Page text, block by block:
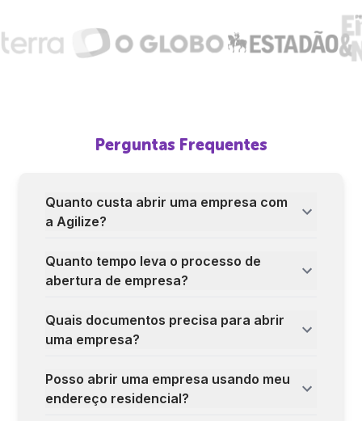
Perguntas Frequentes
Quanto custa abrir uma empresa com
a Agilize?
Quanto tempo leva o processo de
abertura de empresa?
Quais documentos precisa para abrir
uma empresa?
Posso abrir uma empresa usando meu
endereço residencial?